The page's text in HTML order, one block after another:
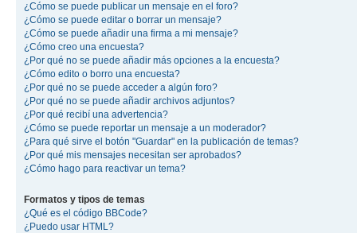
¿Cómo se puede publicar un mensaje en el foro?
¿Cómo se puede editar o borrar un mensaje?
¿Cómo se puede añadir una firma a mi mensaje?
¿Cómo creo una encuesta?
¿Por qué no se puede añadir más opciones a la encuesta?
¿Cómo edito o borro una encuesta?
¿Por qué no se puede acceder a algún foro?
¿Por qué no se puede añadir archivos adjuntos?
¿Por qué recibí una advertencia?
¿Cómo se puede reportar un mensaje a un moderador?
¿Para qué sirve el botón "Guardar" en la publicación de temas?
¿Por qué mis mensajes necesitan ser aprobados?
¿Cómo hago para reactivar un tema?
Formatos y tipos de temas
¿Qué es el código BBCode?
¿Puedo usar HTML?